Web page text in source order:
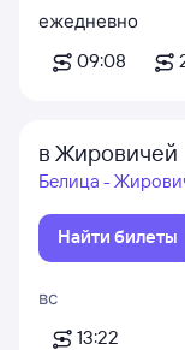
ежедневно
09:08
в Жировичей
Белица -
Найти билеты
вс
13:22